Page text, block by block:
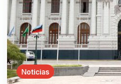
Noticias